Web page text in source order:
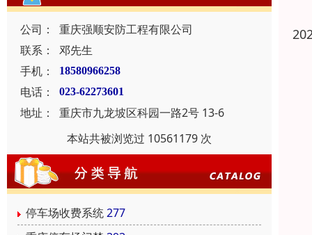
公司：
重庆强顺安防工程有限公司
联系：
邓先生
手机：
18580966258
电话： 023-62273601
地址：
重庆市九龙坡区科园一路2号 13-6
本站共被浏览过 10561179 次
停车场收费系统277